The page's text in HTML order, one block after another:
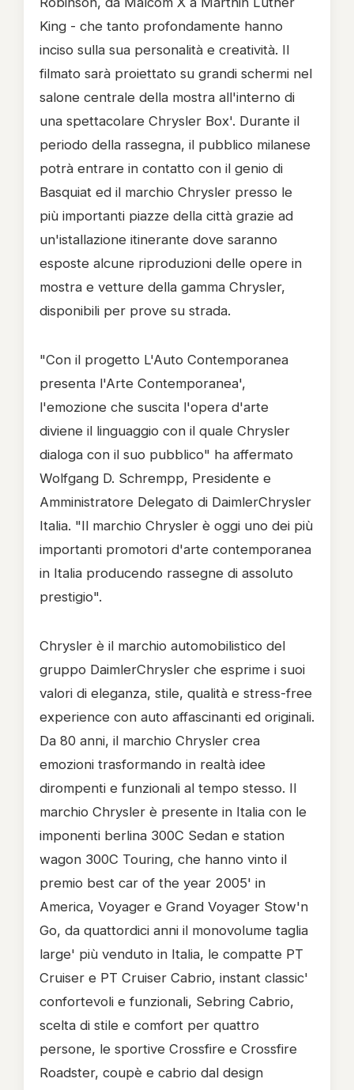
King - che tanto profondamente hanno
inciso sulla sua personalità e creatività. Il
filmato sarà proiettato su grandi schermi nel
salone centrale della mostra all'interno di
una spettacolare Chrysler Box'. Durante il
periodo della rassegna, il pubblico milanese
potrà entrare in contatto con il genio di
Basquiat ed il marchio Chrysler presso le
più importanti piazze della città grazie ad
un'istallazione itinerante dove saranno
esposte alcune riproduzioni delle opere in
mostra e vetture della gamma Chrysler,
disponibili per prove su strada.
"Con il progetto L'Auto Contemporanea
presenta l'Arte Contemporanea',
l'emozione che suscita l'opera d'arte
diviene il linguaggio con il quale Chrysler
dialoga con il suo pubblico" ha affermato
Wolfgang D. Schrempp, Presidente e
Amministratore Delegato di DaimlerChrysler
Italia. "Il marchio Chrysler è oggi uno dei più
importanti promotori d'arte contemporanea
in Italia producendo rassegne di assoluto
prestigio".
Chrysler è il marchio automobilistico del
gruppo DaimlerChrysler che esprime i suoi
valori di eleganza, stile, qualità e stress-free
experience con auto affascinanti ed originali.
Da 80 anni, il marchio Chrysler crea
emozioni trasformando in realtà idee
dirompenti e funzionali al tempo stesso. Il
marchio Chrysler è presente in Italia con le
imponenti berlina 300C Sedan e station
wagon 300C Touring, che hanno vinto il
premio best car of the year 2005' in
America, Voyager e Grand Voyager Stow'n
Go, da quattordici anni il monovolume taglia
large' più venduto in Italia, le compatte PT
Cruiser e PT Cruiser Cabrio, instant classic'
confortevoli e funzionali, Sebring Cabrio,
scelta di stile e comfort per quattro
persone, le sportive Crossfire e Crossfire
Roadster, coupè e cabrio dal design